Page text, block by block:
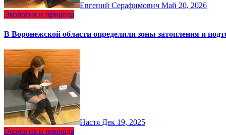
Евгений Серафимович Май 20, 2026
Экология и природа
В Воронежской области определили зоны затопления и
Настя Дек 19, 2025
Экология и природа